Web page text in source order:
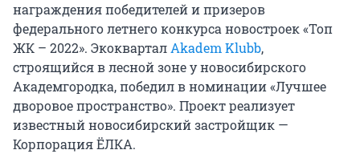
награждения победителей и призеров
федерального летнего конкурса новостроек «Топ
ЖК – 2022». ЭкокварталAkadem Klubb,
строящийся в лесной зоне у новосибирского
Академгородка, победил в номинации «Лучшее
дворовое пространство». Проект реализует
известный новосибирский застройщик —
Корпорация ЁЛКА.